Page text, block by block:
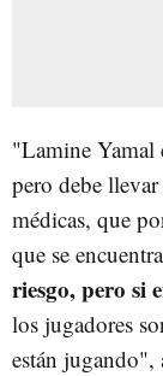
"Lamine Yamal
pero debe
médicas, que
que se
riesgo, pero si
los jugadores
están jugando",